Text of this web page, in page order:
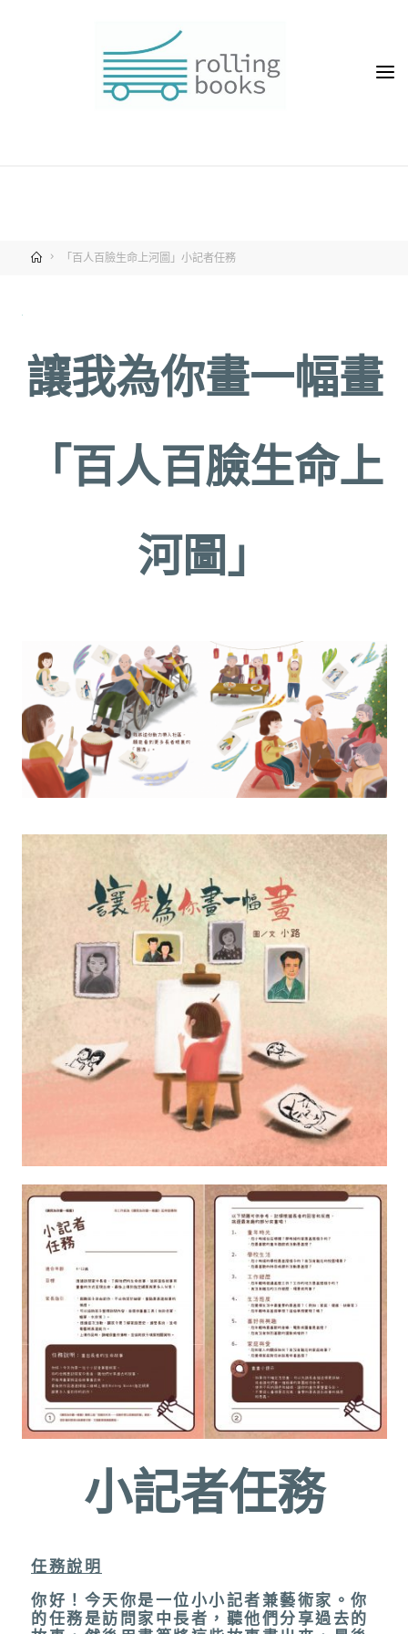
「百人百臉生命上河圖」小記者任務
讓我為你畫一幅畫
「百人百臉生命上
河圖」
小記者任務
任務說明
你好！今天你是一位小小記者兼藝術家。你
的任務是訪問家中長者，聽他們分享過去的